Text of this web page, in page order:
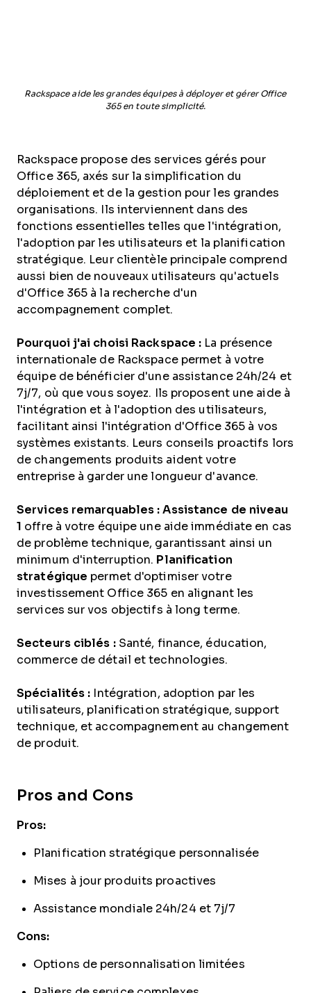
Rackspace aide les grandes équipes à déployer et gérer Office
365 en toute simplicité.
Rackspace propose des services gérés pour
Office 365, axés sur la simplification du
déploiement et de la gestion pour les grandes
organisations. Ils interviennent dans des
fonctions essentielles telles que l'intégration,
l'adoption par les utilisateurs et la planification
stratégique. Leur clientèle principale comprend
aussi bien de nouveaux utilisateurs qu'actuels
d'Office 365 à la recherche d'un
accompagnement complet.
Pourquoi j'ai choisi Rackspace : La présence
internationale de Rackspace permet à votre
équipe de bénéficier d'une assistance 24h/24 et
7j/7, où que vous soyez. Ils proposent une aide à
l'intégration et à l'adoption des utilisateurs,
facilitant ainsi l'intégration d'Office 365 à vos
systèmes existants. Leurs conseils proactifs lors
de changements produits aident votre
entreprise à garder une longueur d'avance.
Services remarquables : Assistance de niveau
1 offre à votre équipe une aide immédiate en cas
de problème technique, garantissant ainsi un
minimum d'interruption. Planification
stratégique permet d'optimiser votre
investissement Office 365 en alignant les
services sur vos objectifs à long terme.
Secteurs ciblés :Santé, finance, éducation,
commerce de détail et technologies.
Spécialités : Intégration, adoption par les
utilisateurs, planification stratégique, support
technique, et accompagnement au changement
de produit.
Pros and Cons
Pros:
Planification stratégique personnalisée
Mises à jour produits proactives
Assistance mondiale 24h/24 et 7j/7
Cons:
Options de personnalisation limitées